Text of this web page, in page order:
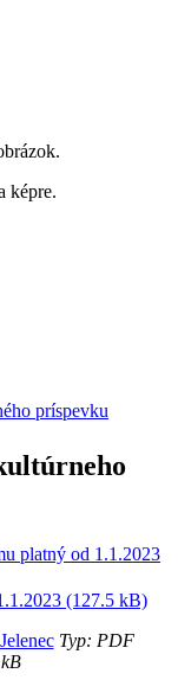
képre.
(127.5 kB)
Typ: PDF